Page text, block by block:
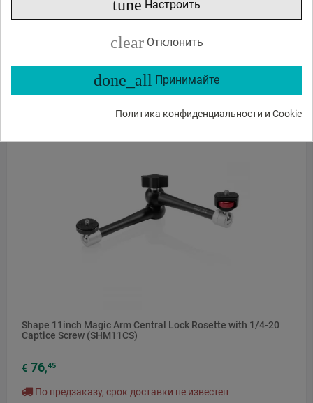
tune Настроить
clear Отклонить
done_all Принимайте
Политика конфиденциальности и Cookie
ЗАКАЗ В 1 КЛИК
В КОРЗИНУ
Shape 11inch Magic Arm Central Lock Rosette with 1/4-20
Captice Screw (SHM11CS)
€ 76,45
По предзаказу, срок доставки не известен